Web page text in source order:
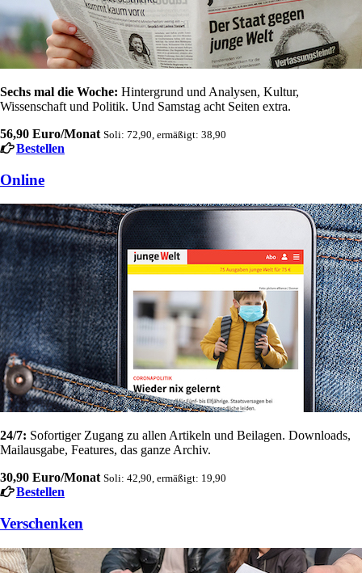
Sechs mal die Woche: Hintergrund und Analysen, Kultur,
Wissenschaft und Politik. Und Samstag acht Seiten extra.
56,90 Euro/Monat Soli: 72,90, ermäßigt: 38,90
Bestellen
Online
24/7: Sofortiger Zugang zu allen Artikeln und Beilagen. Downloads,
Mailausgabe, Features, das ganze Archiv.
30,90 Euro/Monat Soli: 42,90, ermäßigt: 19,90
Bestellen
Verschenken